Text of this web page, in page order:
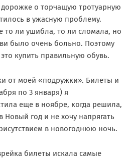
дорожке о торчащую тротуарную
в ужасную проблему.
то ли ушибла, то ли сломала, но
было очень больно. Поэтому
купить правильную обувь.
от моей «подружки». Билеты и
по 3 января) я
еще в ноябре, когда решила,
Новый год и не хочу напрягать
в новогоднюю ночь.
билеты искала самые